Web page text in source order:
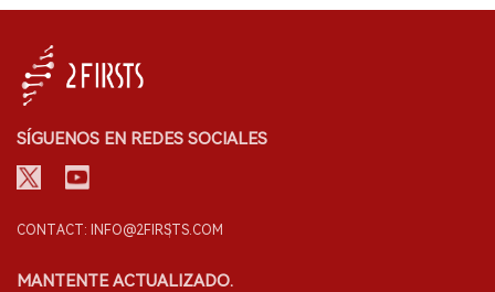
SÍGUENOS EN REDES SOCIALES
CONTACT: INFO@2FIRSTS.COM
MANTENTE ACTUALIZADO.